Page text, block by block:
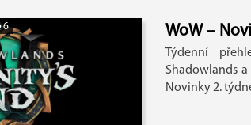
6 WoW –
Týdenní
Shadowlands
Novinky 2.